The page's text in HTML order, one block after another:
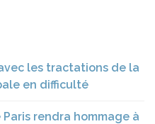
les tractations de la
en difficulté
rendra hommage à